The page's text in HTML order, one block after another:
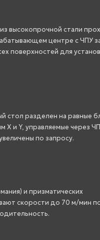
высокопрочной стали
центре с ЧПУ
поверхностей для
стол разделен на равные
и Y, управляемые через
по запросу.
и призматических
скорости до 70 м/мин